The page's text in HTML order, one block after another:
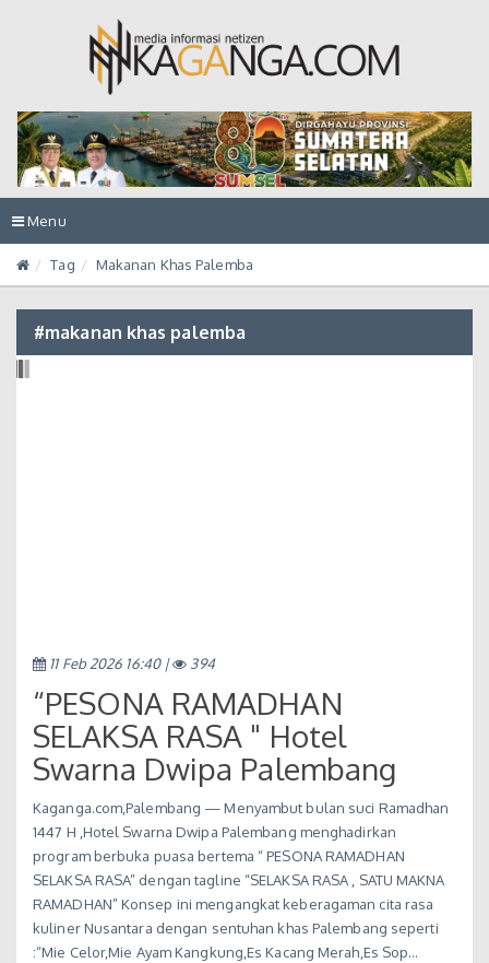
Toggle
navigation
Menu
Tag Makanan Khas Palemba
#makanan khas palemba
11 Feb 2026 16:40 | 394
“PESONA RAMADHAN
SELAKSA RASA " Hotel
Swarna Dwipa Palembang
Kaganga.com,Palembang — Menyambut bulan suci Ramadhan
1447 H ,Hotel Swarna Dwipa Palembang menghadirkan
program berbuka puasa bertema “ PESONA RAMADHAN
SELAKSA RASA” dengan tagline “SELAKSA RASA , SATU MAKNA
RAMADHAN” Konsep ini mengangkat keberagaman cita rasa
kuliner Nusantara dengan sentuhan khas Palembang seperti
:“Mie Celor,Mie Ayam Kangkung,Es Kacang Merah,Es Sop…